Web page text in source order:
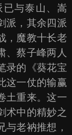
与泰山、嵩
派，其余四派
，魔教十长老
、蔡子峰两人
录的《葵花宝
这一仗的输赢
土重来。这一
术中的精妙之
与老衲推想，